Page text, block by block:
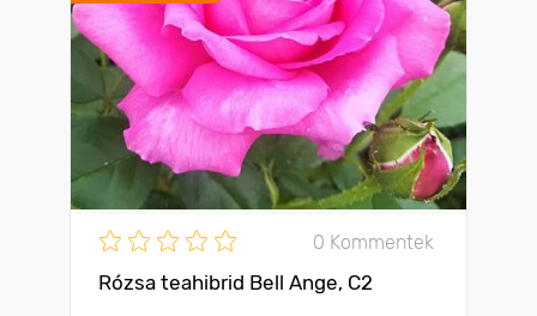
0 Kommentek
Rózsa teahibrid Bell Ange, C2